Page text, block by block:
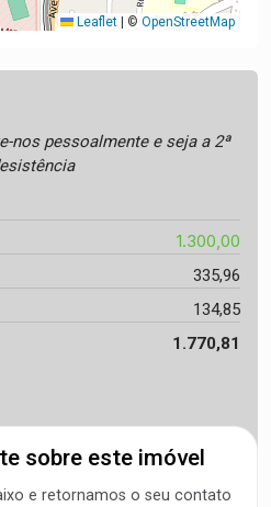
Leaflet © OpenStreetMap
nos pessoalmente e seja a 2ª
1.300,00
335,96
134,85
1.770,81
sobre este imóvel
e retornamos o seu contato